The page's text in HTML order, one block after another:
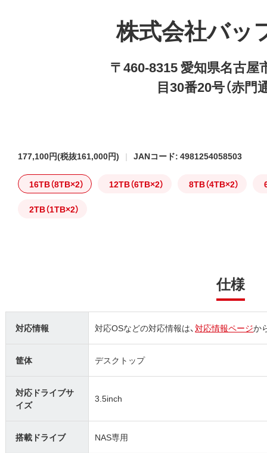
株式会社バッ
〒460-8315 愛知県名古屋
目30番20号（赤門
177,100円(税抜161,000円) JANコード: 4981254058503
16TB（8TB×2） 12TB（6TB×2） 8TB（4TB×2）
2TB（1TB×2）
仕様
対応情報 対応OSなどの対応情報は、対応情報ページか
筐体 デスクトップ
対応ドライブサ
イズ
3.5inch
搭載ドライブ NAS専用